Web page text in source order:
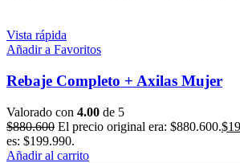
Vista rápida
Añadir a Favoritos
Rebaje Completo + Axilas Mujer
Valorado con 4.00 de 5
$880.600 El precio original era: $880.600.$
es: $199.990.
Añadir al carrito